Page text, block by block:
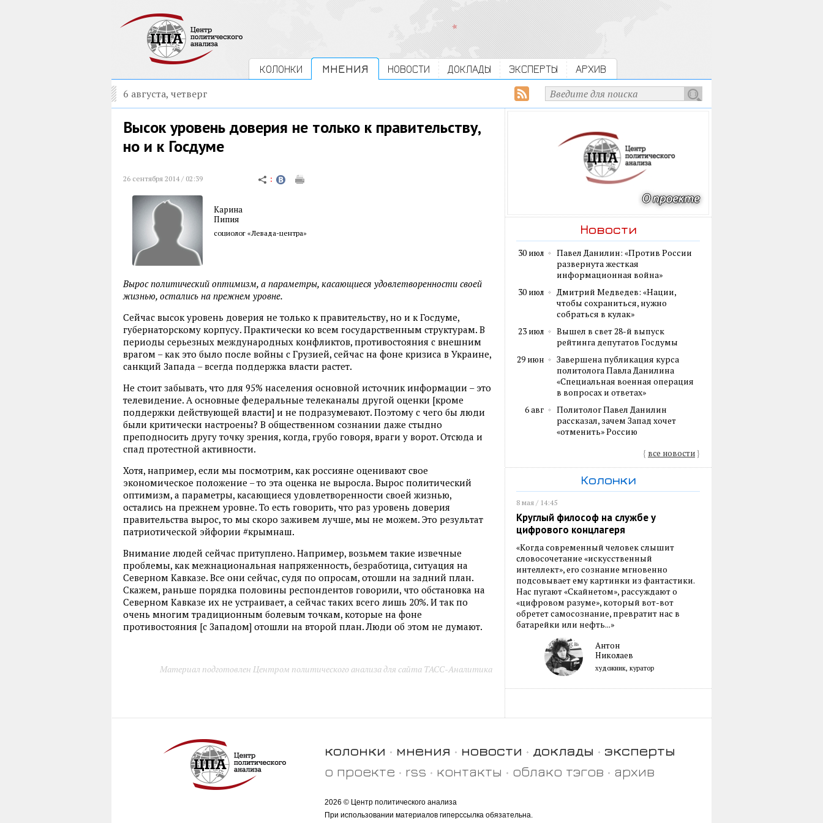
КОЛОНКИ МНЕНИЯ НОВОСТИ ДОКЛАДЫ ЭКСПЕРТЫ АРХИВ
6 августа, четверг
Высок уровень доверия не только к правительству,
но и к Госдуме
26 сентября 2014 / 02:39
Карина
Пипия
социолог «Левада-центра»
Вырос политический оптимизм, а параметры, касающиеся удовлетворенности своей
жизнью, остались на прежнем уровне.
Сейчас высок уровень доверия не только к правительству, но и к Госдуме,
губернаторскому корпусу. Практически ко всем государственным структурам. В
периоды серьезных международных конфликтов, противостояния с внешним
врагом – как это было после войны с Грузией, сейчас на фоне кризиса в Украине,
санкций Запада – всегда поддержка власти растет.
Не стоит забывать, что для 95% населения основной источник информации – это
телевидение. А основные федеральные телеканалы другой оценки [кроме
поддержки действующей власти] и не подразумевают. Поэтому с чего бы люди
были критически настроены? В общественном сознании даже стыдно
преподносить другу точку зрения, когда, грубо говоря, враги у ворот. Отсюда и
спад протестной активности.
Хотя, например, если мы посмотрим, как россияне оценивают свое
экономическое положение – то эта оценка не выросла. Вырос политический
оптимизм, а параметры, касающиеся удовлетворенности своей жизнью,
остались на прежнем уровне. То есть говорить, что раз уровень доверия
правительства вырос, то мы скоро заживем лучше, мы не можем. Это результат
патриотической эйфории #крымнаш.
Внимание людей сейчас притуплено. Например, возьмем такие извечные
проблемы, как межнациональная напряженность, безработица, ситуация на
Северном Кавказе. Все они сейчас, судя по опросам, отошли на задний план.
Скажем, раньше порядка половины респондентов говорили, что обстановка на
Северном Кавказе их не устраивает, а сейчас таких всего лишь 20%. И так по
очень многим традиционным болевым точкам, которые на фоне
противостояния [с Западом] отошли на второй план. Люди об этом не думают.
Материал подготовлен Центром политического анализа для сайта ТАСС-Аналитика
Новости
30 июл
Павел Данилин: «Против России
развернута жесткая
информационная война»
30 июл
Дмитрий Медведев: «Нации,
чтобы сохраниться, нужно
собраться в кулак»
23 июл
Вышел в свет 28-й выпуск
рейтинга депутатов Госдумы
29 июн
Завершена публикация курса
политолога Павла Данилина
«Специальная военная операция
в вопросах и ответах»
6 авг
Политолог Павел Данилин
рассказал, зачем Запад хочет
«отменить» Россию
{ все новости}
Колонки
8 мая / 14:45
Круглый философ на службе у
цифрового концлагеря
«Когда современный человек слышит
словосочетание «искусственный
интеллект», его сознание мгновенно
подсовывает ему картинки из фантастики.
Нас пугают «Скайнетом», рассуждают о
«цифровом разуме», который вот-вот
обретет самосознание, превратит нас в
батарейки или нефть...»
Антон
Николаев
художник, куратор
колонки мнения новости доклады
эксперты
о проекте
rss контакты облако тэгов архив
2026 © Центр политического анализа
При использовании материалов гиперссылка обязательна.